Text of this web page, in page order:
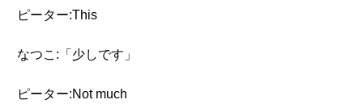
ピーター:This
なつこ:「少しです」
ピーター:Not much